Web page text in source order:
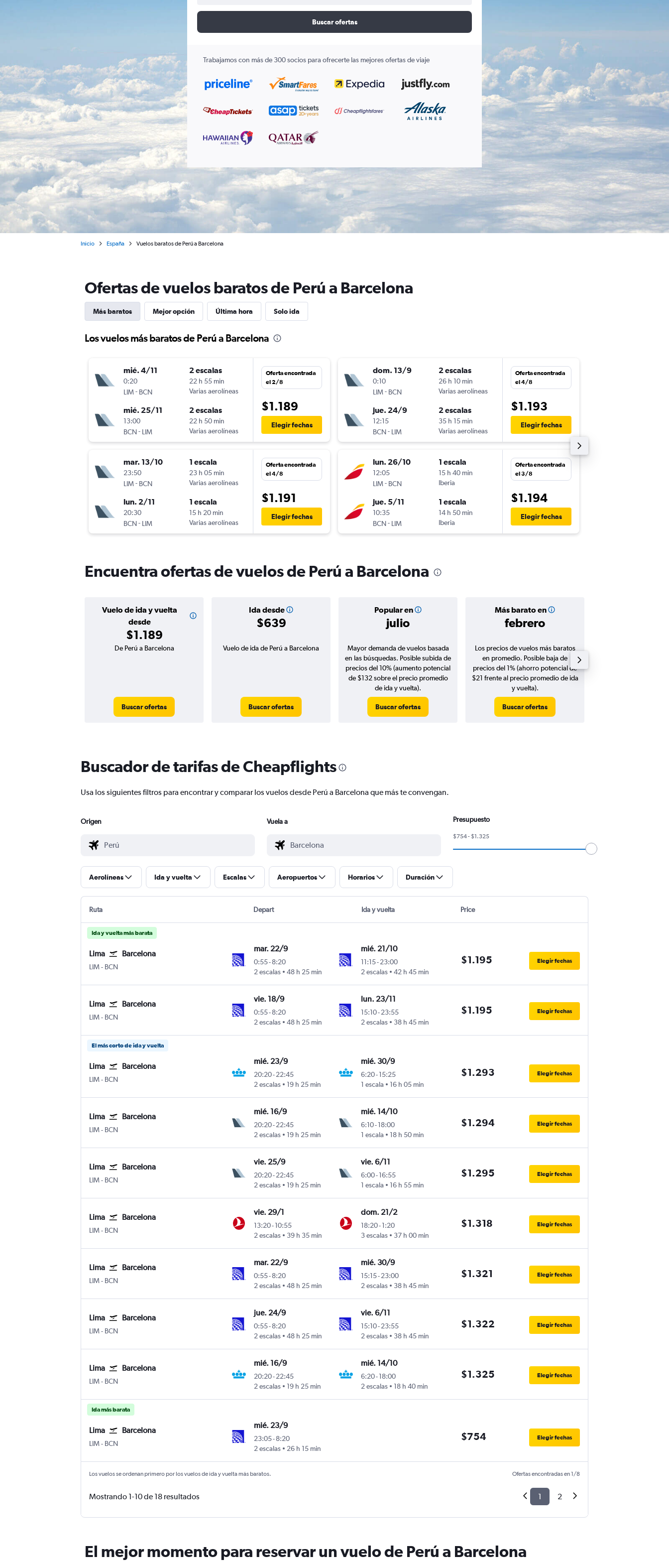
Buscar ofertas
Trabajamos con más de 300 socios para ofrecerte las mejores ofertas de viaje
Inicio España Vuelos baratos de Perú a Barcelona
Ofertas de vuelos baratos de Perú a Barcelona
Más baratos Mejor opción Última hora Solo ida
Los vuelos más baratos de Perú a Barcelona
mié. 4/11
0:20
LIM- BCN
2 escalas
22 h 55 min
Varias aerolíneas
mié. 25/11
13:00
BCN- LIM
2 escalas
22 h 50 min
Varias aerolíneas
Oferta encontrada
el 2/8
$1.189
Elegir fechas
mar. 13/10
23:50
LIM- BCN
1 escala
23 h 05 min
Varias aerolíneas
lun. 2/11
20:30
BCN- LIM
1 escala
15 h 20 min
Varias aerolíneas
Oferta encontrada
el 4/8
$1.191
Elegir fechas
dom. 13/9
0:10
LIM- BCN
2 escalas
26 h 10 min
Varias aerolíneas
jue. 24/9
12:15
BCN- LIM
2 escalas
35 h 15 min
Varias aerolíneas
Oferta encontrada
el 4/8
$1.193
Elegir fechas
lun. 26/10
12:05
LIM- BCN
1 escala
15 h 40 min
Iberia
jue. 5/11
10:35
BCN- LIM
1 escala
14 h 50 min
Iberia
Oferta encontrada
el 3/8
$1.194
Elegir fechas
Encuentra ofertas de vuelos de Perú a Barcelona
Vuelo de ida y vuelta
desde
$1.189
Ida desde
$639
Popular en
julio
Más barato en
febrero
De Perú a Barcelona
Buscar ofertas
Vuelo de ida de Perú a Barcelona
Buscar ofertas
Mayor demanda de vuelos basada
en las búsquedas. Posible subida de
precios del 10% (aumento potencial
de $132 sobre el precio promedio
de ida y vuelta).
Buscar ofertas
Los precios de vuelos más baratos
en promedio. Posible baja de
precios del 1% (ahorro potencial de
$21 frente al precio promedio de ida
y vuelta).
Buscar ofertas
Buscador de tarifas de Cheapflights
Usa los siguientes filtros para encontrar y comparar los vuelos desde Perú a Barcelona que más te convengan.
Origen Vuela a Presupuesto
$754 - $1.325
Aerolíneas Ida y vuelta Escalas Aeropuertos Horarios Duración
Ruta Depart Ida y vuelta Price
Ida y vuelta más barata
Lima Barcelona
LIMLima Internacional Jorge Chávez
- BCN
mar. 22/9
0:55-8:20
2 escalas
48 h 25 min
mié. 21/10
11:15-23:00
2 escalas
42 h 45 min
$1.195 Elegir fechas
Lima Barcelona
LIMLima Internacional Jorge Chávez
- BCN
vie. 18/9
0:55-8:20
2 escalas
48 h 25 min
lun. 23/11
15:10-23:55
2 escalas
38 h 45 min
$1.195 Elegir fechas
El más corto de ida y vuelta
Lima Barcelona
LIMLima Internacional Jorge Chávez
- BCN
mié. 23/9
20:20-22:45
2 escalas
19 h 25 min
mié. 30/9
6:20-15:25
1 escala
16 h 05 min
$1.293 Elegir fechas
Lima Barcelona
LIMLima Internacional Jorge Chávez
- BCN
mié. 16/9
20:20-22:45
2 escalas
19 h 25 min
mié. 14/10
6:10-18:00
1 escala
18 h 50 min
$1.294 Elegir fechas
Lima Barcelona
LIMLima Internacional Jorge Chávez
- BCN
vie. 25/9
20:20-22:45
2 escalas
19 h 25 min
vie. 6/11
6:00-16:55
1 escala
16 h 55 min
$1.295 Elegir fechas
Lima Barcelona
LIMLima Internacional Jorge Chávez
- BCN
vie. 29/1
13:20-10:55
2 escalas
39 h 35 min
dom. 21/2
18:20-1:20
3 escalas
37 h 00 min
$1.318 Elegir fechas
Lima Barcelona
LIMLima Internacional Jorge Chávez
- BCN
mar. 22/9
0:55-8:20
2 escalas
48 h 25 min
mié. 30/9
15:15-23:00
2 escalas
38 h 45 min
$1.321 Elegir fechas
Lima Barcelona
LIMLima Internacional Jorge Chávez
- BCN
jue. 24/9
0:55-8:20
2 escalas
48 h 25 min
vie. 6/11
15:10-23:55
2 escalas
38 h 45 min
$1.322 Elegir fechas
Lima Barcelona
LIMLima Internacional Jorge Chávez
- BCN
mié. 16/9
20:20-22:45
2 escalas
19 h 25 min
mié. 14/10
6:20-18:00
2 escalas
18 h 40 min
$1.325 Elegir fechas
Ida más barata
Lima Barcelona
LIMLima Internacional Jorge Chávez
- BCN
mié. 23/9
23:05-8:20
2 escalas
26 h 15 min
$754 Elegir fechas
Los vuelos se ordenan primero por los vuelos de ida y vuelta más baratos. Ofertas encontradas en 1/8
Mostrando 1-10 de 18 resultados 1 2
El mejor momento para reservar un vuelo de Perú a Barcelona